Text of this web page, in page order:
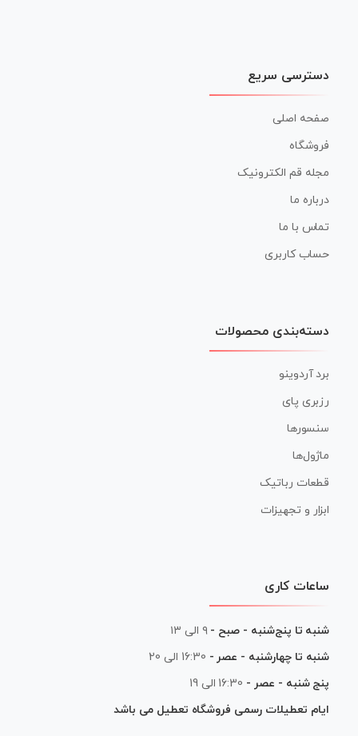
دسترسی سریع
صفحه اصلی
فروشگاه
مجله قم الکترونیک
درباره ما
تماس با ما
حساب کاربری
دسته‌بندی محصولات
برد آردوینو
رزبری پای
سنسورها
ماژول‌ها
قطعات رباتیک
ابزار و تجهیزات
ساعات کاری
شنبه تا پنج‌شنبه - صبح - ۹ الی ۱۳
شنبه تا چهارشنبه - عصر - 16:30 الی 20
پنج شنبه - عصر - 16:30 الی 19
ایام تعطیلات رسمی فروشگاه تعطیل می باشد